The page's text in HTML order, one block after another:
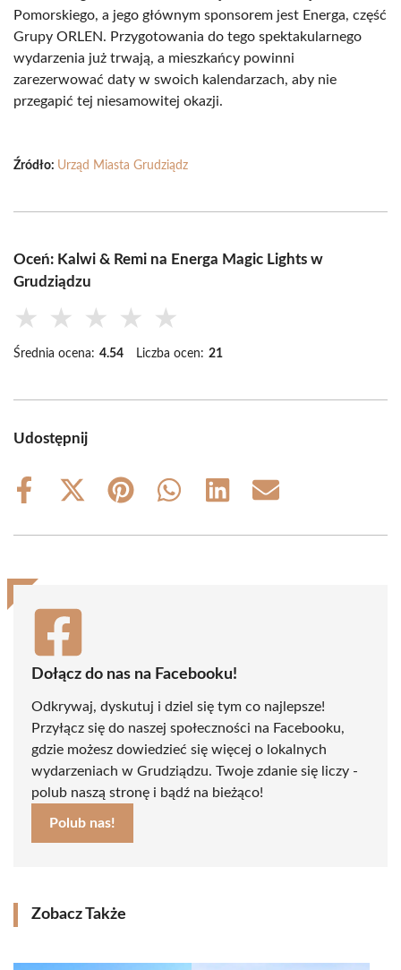
Pomorskiego, a jego głównym sponsorem jest Energa, część
Grupy ORLEN. Przygotowania do tego spektakularnego
wydarzenia już trwają, a mieszkańcy powinni
zarezerwować daty w swoich kalendarzach, aby nie
przegapić tej niesamowitej okazji.
Źródło: Urząd Miasta Grudziądz
Oceń: Kalwi & Remi na Energa Magic Lights w
Grudziądzu
★ ★ ★ ★ ★
Średnia ocena: 4.54 Liczba ocen: 21
Udostępnij
Share
Share
(Twitter)
Share
Share
Share
Share
Dołącz do nas na Facebooku!
Odkrywaj, dyskutuj i dziel się tym co najlepsze!
Przyłącz się do naszej społeczności na Facebooku,
gdzie możesz dowiedzieć się więcej o lokalnych
wydarzeniach w Grudziądzu. Twoje zdanie się liczy -
polub naszą stronę i bądź na bieżąco!
Polub nas!
Zobacz Także